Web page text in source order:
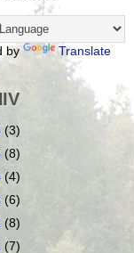
by Translate
(3)
(8)
(4)
(6)
(8)
(7)